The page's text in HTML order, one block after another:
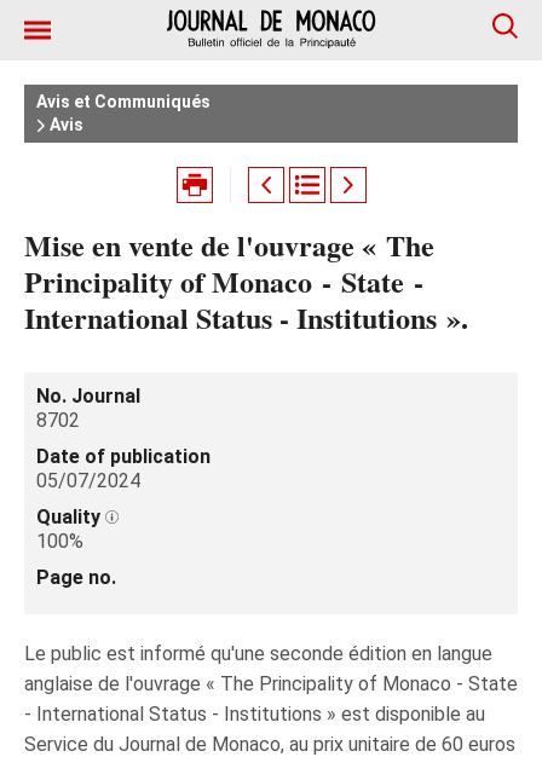
Avis et Communiqués
Avis
Mise en vente de l'ouvrage « The
Principality of Monaco - State -
International Status - Institutions ».
No. Journal
8702
Date of publication
05/07/2024
Quality
100%
Page no.
Le public est informé qu'une seconde édition en langue
anglaise de l'ouvrage « The Principality of Monaco - State
- International Status - Institutions » est disponible au
Service du Journal de Monaco, au prix unitaire de 60 euros